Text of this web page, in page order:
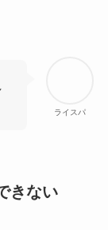
ライスパ
きない